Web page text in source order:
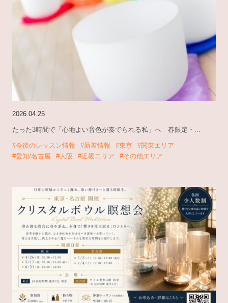
2026.04.25
たった3時間で「心地よい音色が奏でられる私」へ 春限定・...
#今後のレッスン情報 #新着情報 #東京
#関東エリア
#愛知/名古屋
#大阪 #近畿エリア #その他エリア